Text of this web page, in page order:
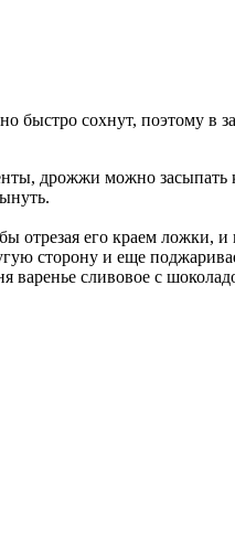
сохнут, поэтому в
дрожжи можно засыпать
отрезая его краем
сторону и еще
варенье сливовое с